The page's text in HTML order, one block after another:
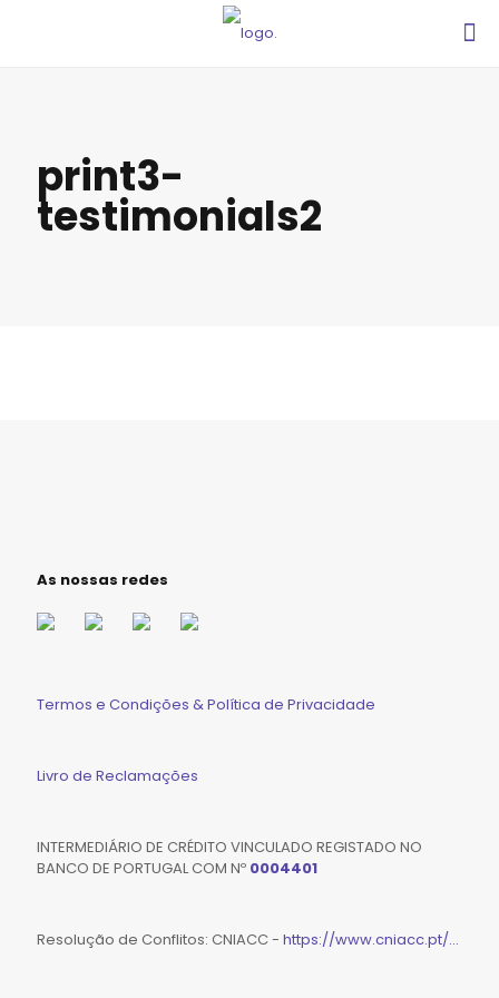
print3-
testimonials2
As nossas redes
Termos e Condições & Política de Privacidade
Livro de Reclamações
INTERMEDIÁRIO DE CRÉDITO VINCULADO REGISTADO NO
BANCO DE PORTUGAL COM Nº 0004401
Resolução de Conflitos: CNIACC - https://www.cniacc.pt/...